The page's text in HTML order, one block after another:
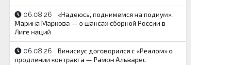
06.08.26
«Надеюсь, поднимемся на подиум».
Марина Маркова — о шансах сборной России в
Лиге наций
06.08.26
Винисиус договорился с «Реалом» о
продлении контракта — Рамон Альварес